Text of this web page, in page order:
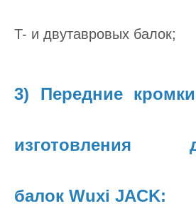
T- и двутавровых балок;
3) Передние
изготовления
балок Wuxi JACK: